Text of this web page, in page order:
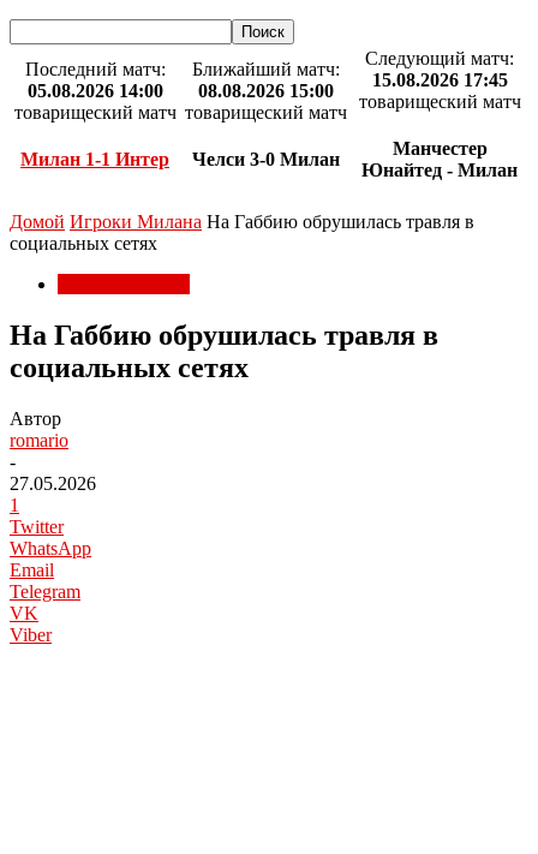
Последний матч:
05.08.2026 14:00
товарищеский матч
Милан 1-1 Интер
Ближайший матч:
08.08.2026 15:00
товарищеский матч
Челси 3-0 Милан
Следующий матч:
15.08.2026 17:45
товарищеский матч
Манчестер
Юнайтед - Милан
Домой Игроки Милана На Габбию обрушилась травля в
социальных сетях
На Габбию обрушилась травля в
социальных сетях
Автор
romario
-
27.05.2026
1
Twitter
WhatsApp
Email
Telegram
VK
Viber